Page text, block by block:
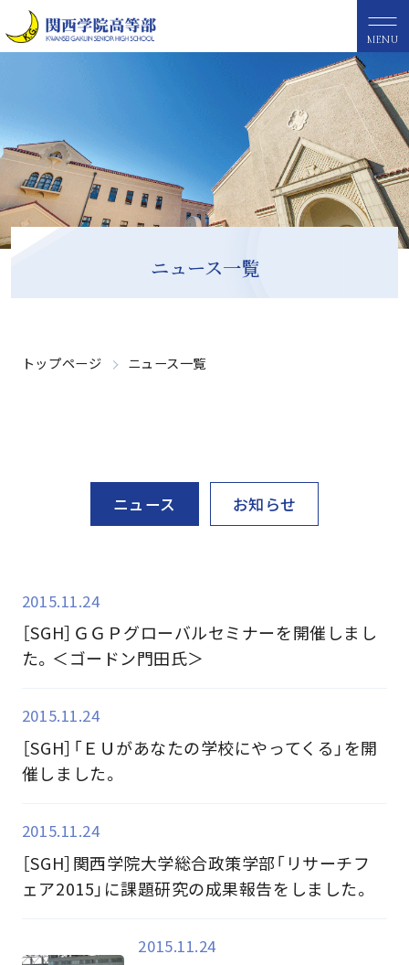
MENU
ニュース一覧
トップページ ニュース一覧
ニュース お知らせ
2015.11.24
［SGH］ＧＧＰグローバルセミナーを開催しまし
た。＜ゴードン門田氏＞
2015.11.24
［SGH］「ＥＵがあなたの学校にやってくる」を開
催しました。
2015.11.24
［SGH］関西学院大学総合政策学部「リサーチフ
ェア2015」に課題研究の成果報告をしました。
2015.11.24